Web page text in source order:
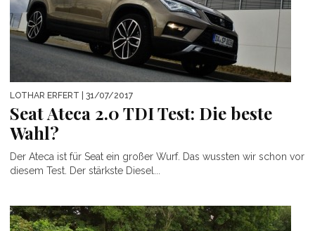
LOTHAR ERFERT | 31/07/2017
Seat Ateca 2.0 TDI Test: Die beste
Wahl?
Der Ateca ist für Seat ein großer Wurf. Das wussten wir schon vor
diesem Test. Der stärkste Diesel...